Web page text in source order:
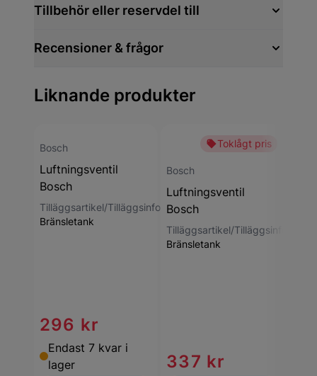
Tillbehör eller reservdel till
Recensioner & frågor
Liknande produkter
Bosch
Luftningsventil
Bosch
Tilläggsartikel/Tilläggsinformation:
Bränsletank
296 kr
Endast 7 kvar i
lager
Toklågt pris
Bosch
Luftningsventil
Bosch
Tilläggsartikel/
Bränsletank
337 kr